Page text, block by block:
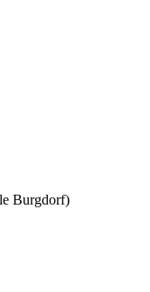
Burgdorf)